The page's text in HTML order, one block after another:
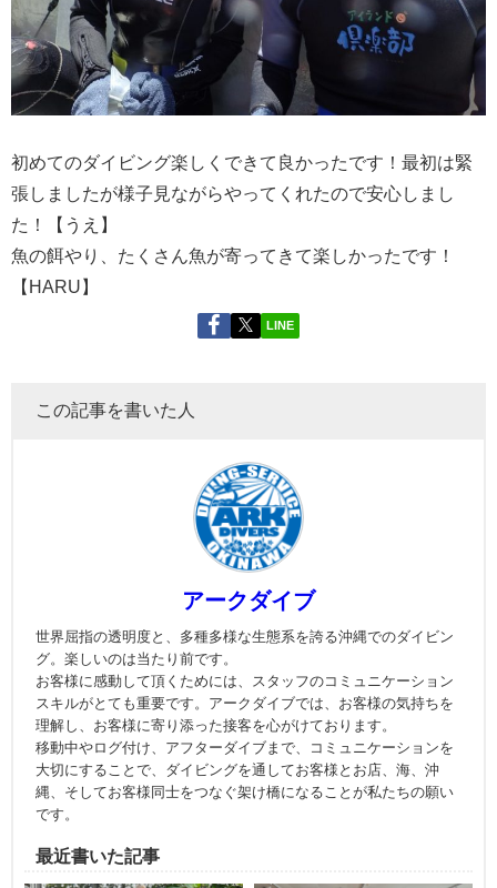
初めてのダイビング楽しくできて良かったです！最初は緊
張しましたが様子見ながらやってくれたので安心しまし
た！【うえ】
魚の餌やり、たくさん魚が寄ってきて楽しかったです！
【HARU】
LINE
この記事を書いた人
アークダイブ
世界屈指の透明度と、多種多様な生態系を誇る沖縄でのダイビン
グ。楽しいのは当たり前です。
お客様に感動して頂くためには、スタッフのコミュニケーション
スキルがとても重要です。アークダイブでは、お客様の気持ちを
理解し、お客様に寄り添った接客を心がけております。
移動中やログ付け、アフターダイブまで、コミュニケーションを
大切にすることで、ダイビングを通してお客様とお店、海、沖
縄、そしてお客様同士をつなぐ架け橋になることが私たちの願い
です。
最近書いた記事